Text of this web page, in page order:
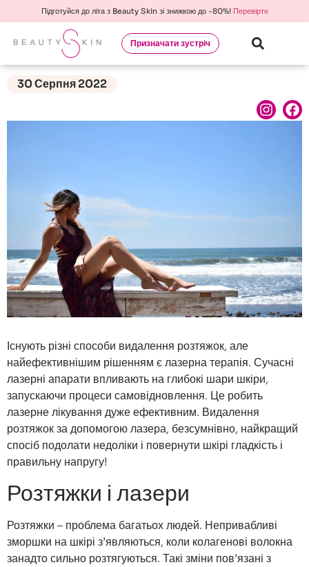
Підготуйся до літа з Beauty Skin зі знижкою до -80%! Перевірте
Призначати зустріч
30 Серпня 2022
Існують різні способи видалення розтяжок, але
найефективнішим рішенням є лазерна терапія. Сучасні
лазерні апарати впливають на глибокі шари шкіри,
запускаючи процеси самовідновлення. Це робить
лазерне лікування дуже ефективним. Видалення
розтяжок за допомогою лазера, безсумнівно, найкращий
спосіб подолати недоліки і повернути шкірі гладкість і
правильну напругу!
Розтяжки і лазери
Розтяжки – проблема багатьох людей. Непривабливі
зморшки на шкірі з’являються, коли колагенові волокна
занадто сильно розтягуються. Такі зміни пов’язані з